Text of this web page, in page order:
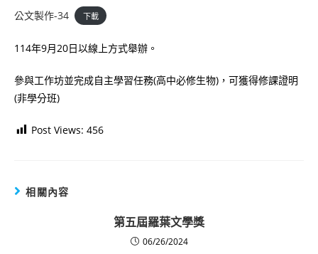
公文製作-34 下載
114年9月20日以線上方式舉辦。
參與工作坊並完成自主學習任務(高中必修生物)，可獲得修課證明
(非學分班)
Post Views: 456
相關內容
第五屆羅葉文學獎
06/26/2024